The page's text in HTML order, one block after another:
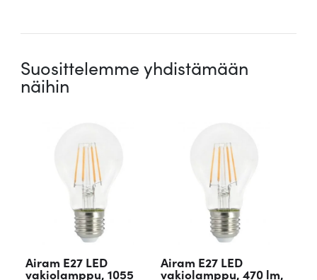
Suosittelemme yhdistämään
näihin
Airam E27 LED
vakiolamppu, 1055
Airam E27 LED
vakiolamppu, 470 lm,